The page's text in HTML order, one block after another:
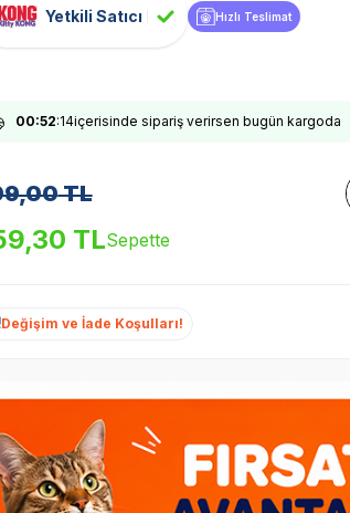
Yetkili Satıcı Hızlı Teslimat
00:52:13içerisinde sipariş verirsen bugün kargoda
TL
TLSepette
Değişim ve İade Koşulları!